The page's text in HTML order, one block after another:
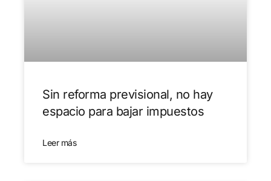
Sin reforma previsional, no hay
espacio para bajar impuestos
Leer más